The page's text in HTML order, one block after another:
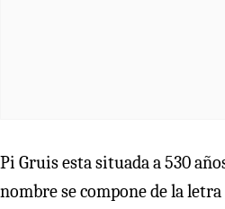
Pi Gruis esta situada a 530
nombre se compone de la